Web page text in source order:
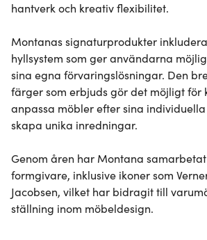
hantverk och kreativ flexibilitet.
Montanas signaturprodukter
hyllsystem som ger användarna
sina egna förvaringslösningar. Den
färger som erbjuds gör det möjligt för
anpassa möbler efter sina
skapa unika inredningar.
Genom åren har Montana
formgivare, inklusive ikoner som
Jacobsen, vilket har bidragit till
ställning inom möbeldesign.